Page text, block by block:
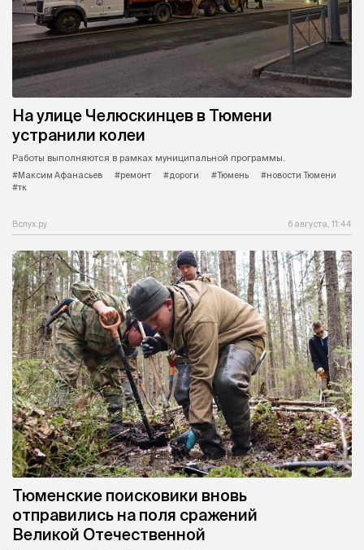
На улице Челюскинцев в Тюмени
устранили колеи
Работы выполняются в рамках муниципальной программы.
#Максим Афанасьев
#ремонт #дороги #Тюмень
#новости Тюмени
#тк
Вслух.ру 6 августа, 11:44
Тюменские поисковики вновь
отправились на поля сражений
Великой Отечественной